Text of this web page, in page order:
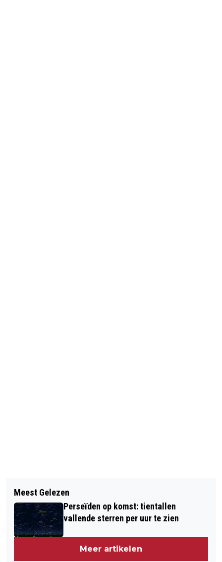
DRUKKE OCHTENDSPITS MET VEEL
ONGELUKKEN
IS KREEG NAAR SCHATTING TOT 36
MILJOEN EURO LOSGELD
Meest Gelezen
Perseïden op komst: tientallen
vallende sterren per uur te zien
Meer artikelen